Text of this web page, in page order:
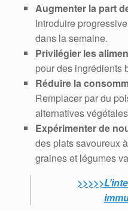
Augmenter la part
Introduire
dans la semaine.
Privilégier les
pour des ingrédients
Réduire la
Remplacer par du
alternatives
Expérimenter de
des plats savoureux
graines et légumes